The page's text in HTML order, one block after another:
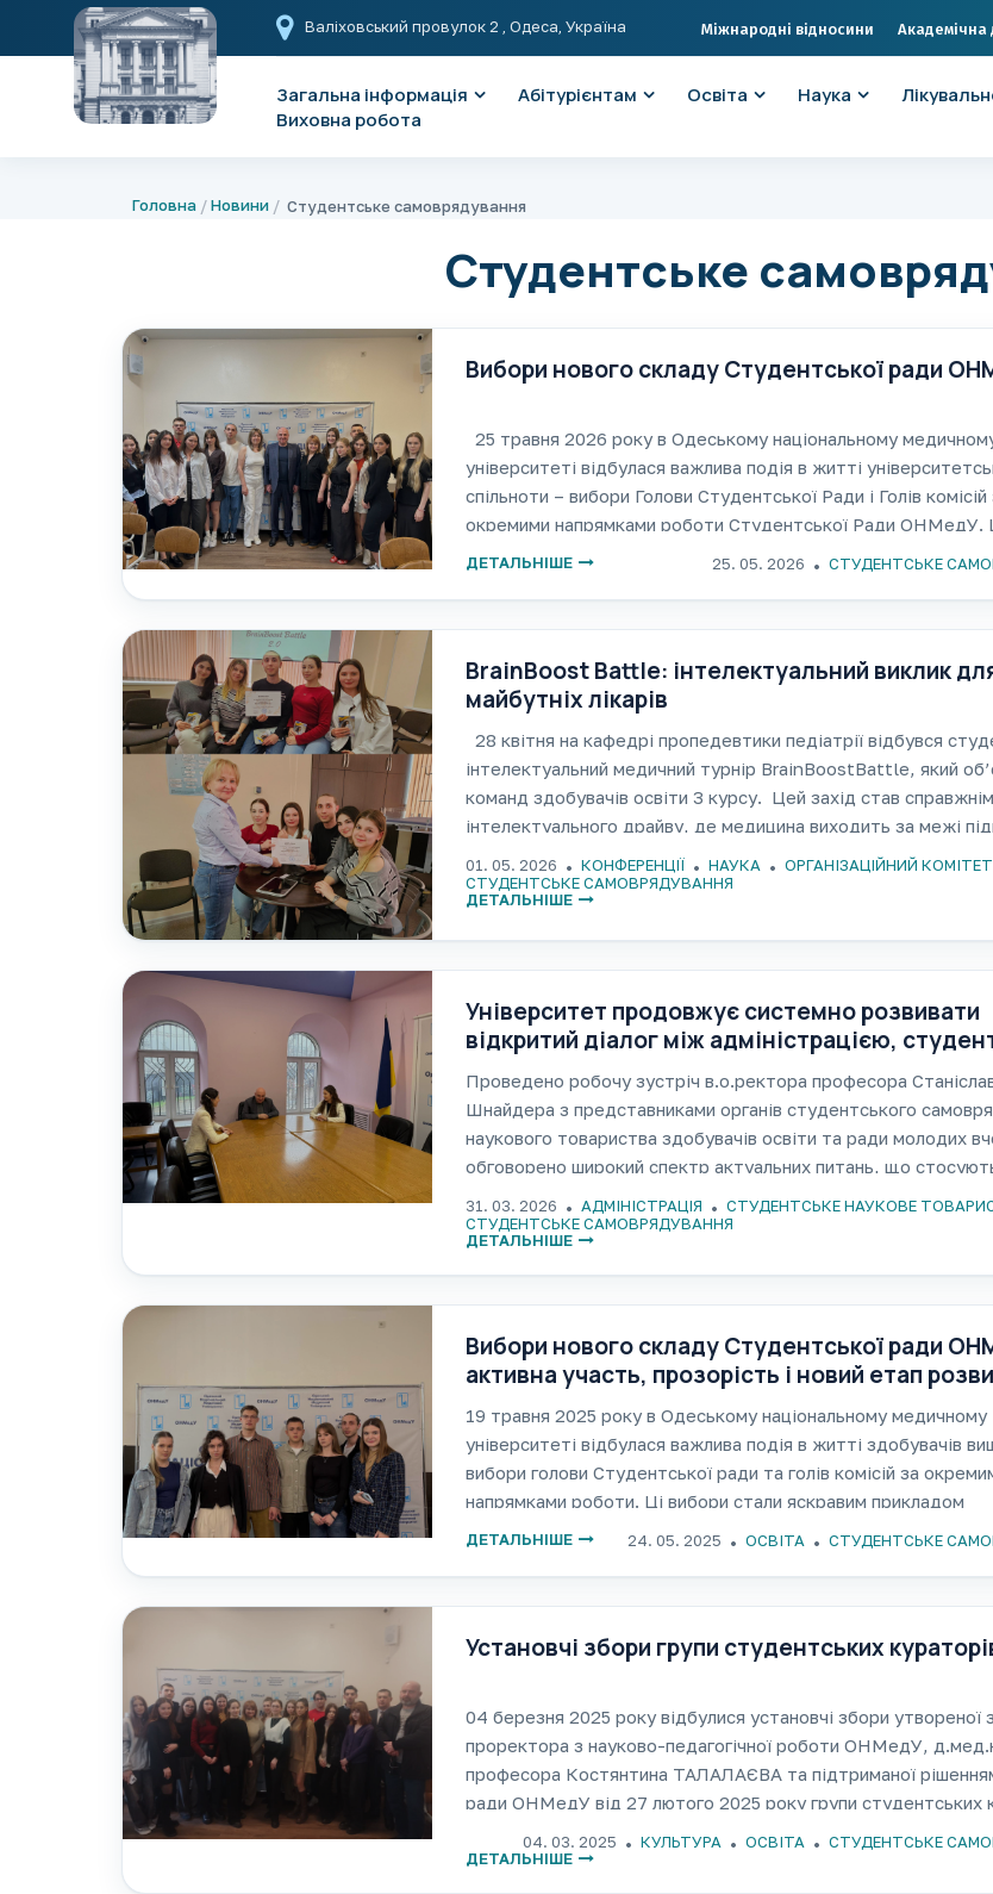
Валіховський провулок 2 , Одеса, Україна Міжнародні відносини Академічна
Загальна інформація Абітурієнтам Освіта Наука
Виховна робота
Головна Новини Студентське самоврядування
Студентське
Вибори нового складу Студентської ради
25 травня 2026 року в Одеському національному
університеті відбулася важлива подія в житті
спільноти – вибори Голови Студентської Ради і Голів комісій
окремими напрямками роботи Студентської Ради ОНМедУ.
стали яскравим прикладом демократичних процесів у
25. 05. 2026 СТУДЕНТСЬКЕ
ДЕТАЛЬНІШЕ
BrainBoost Battle: інтелектуальний виклик
майбутніх лікарів
28 квітня на кафедрі пропедевтики педіатрії відбувся
інтелектуальний медичний турнір BrainBoostBattle, який
команд здобувачів освіти 3 курсу. Цей захід став
інтелектуального драйву, де медицина виходить за межі
перетворюється на живу, динамічну гру
01. 05. 2026 КОНФЕРЕНЦІЇ НАУКА
ОРГАНІЗАЦІЙНИЙ КОМІТЕТ
СТУДЕНТСЬКЕ САМОВРЯДУВАННЯ
ДЕТАЛЬНІШЕ
Університет продовжує системно розвивати
відкритий діалог між адміністрацією,
молодими науковцями
Проведено робочу зустріч в.о.ректора професора
Шнайдера з представниками органів студентського
наукового товариства здобувачів освіти та ради молодих
обговорено широкий спектр актуальних питань, що
підвищення ефективності взаємодії між адміністрацією і
31. 03. 2026 АДМІНІСТРАЦІЯ
СТУДЕНТСЬКЕ НАУКОВЕ
СТУДЕНТСЬКЕ САМОВРЯДУВАННЯ
ДЕТАЛЬНІШЕ
Вибори нового складу Студентської ради
активна участь, прозорість і новий етап
студентського самоврядування
19 травня 2025 року в Одеському національному медичному
університеті відбулася важлива подія в житті здобувачів
вибори голови Студентської ради та голів комісій за
напрямками роботи. Ці вибори стали яскравим прикладом
демократичних процесів у студентському середовищі та
24. 05. 2025 ОСВІТА СТУДЕНТСЬКЕ
ДЕТАЛЬНІШЕ
Установчі збори групи студентських
04 березня 2025 року відбулися установчі збори утвореної
проректора з науково-педагогічної роботи ОНМедУ,
професора Костянтина ТАЛАЛАЄВА та підтриманої
ради ОНМедУ від 27 лютого 2025 року групи студентських
числі голова
04. 03. 2025 КУЛЬТУРА ОСВІТА
СТУДЕНТСЬКЕ
ДЕТАЛЬНІШЕ